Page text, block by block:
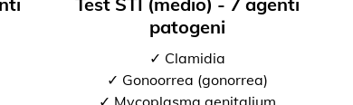
patogeni
✓ Clamidia
✓ Gonoorrea (gonorrea)
✓ Mycoplasma genitalium